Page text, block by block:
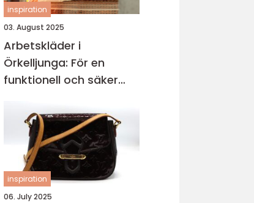
inspiration
03. August 2025
Arbetskläder i
Örkelljunga: För en
funktionell och säker
inspiration
06. July 2025